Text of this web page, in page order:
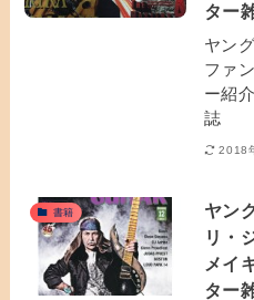
ター
ヤン
ファ
ー紹
誌
2018
書籍
ヤン
リ・
メイ
ター